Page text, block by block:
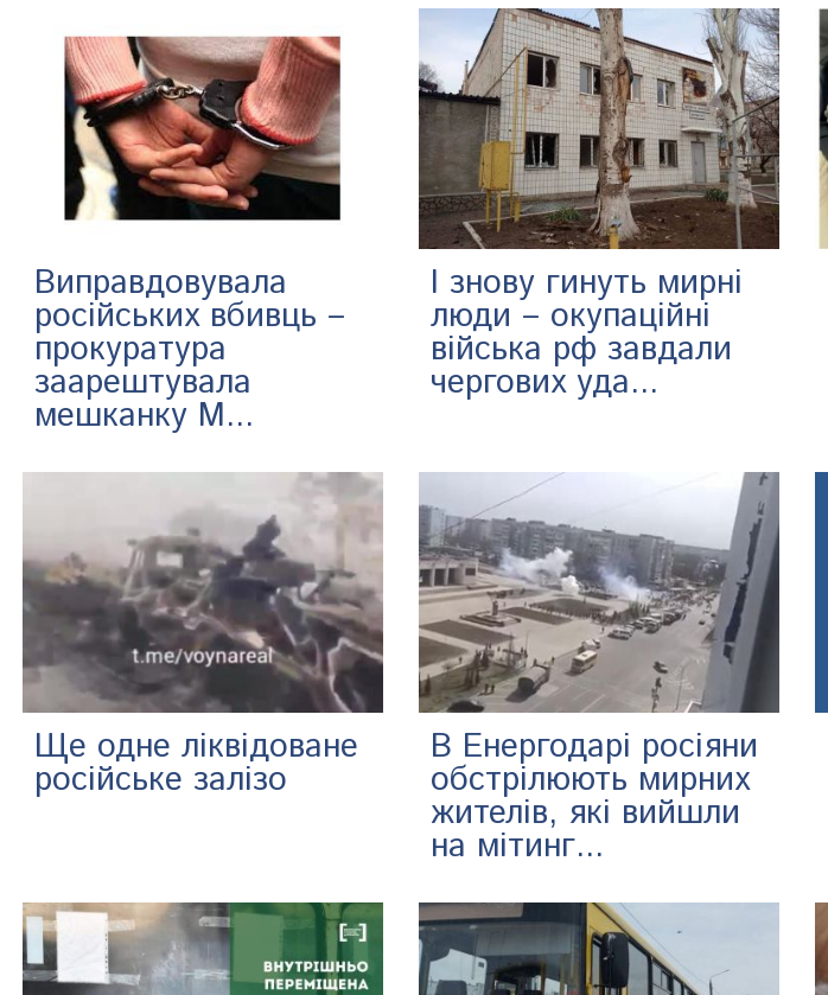
Виправдовувала
російських вбивць –
прокуратура
заарештувала
мешканку М...
І знову гинуть мирні
люди – окупаційні
війська рф завдали
чергових уда...
Ще одне ліквідоване
російське залізо
В Енергодарі росіяни
обстрілюють мирних
жителів, які вийшли
на мітинг...